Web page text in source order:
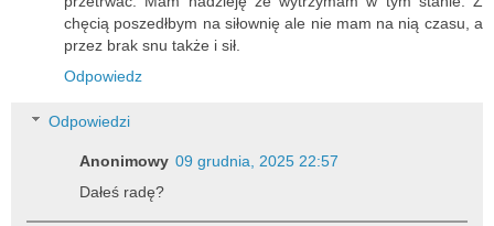
chęcią poszedłbym na siłownię ale nie mam na nią czasu, a
przez brak snu także i sił.
Odpowiedz
Odpowiedzi
Anonimowy 09 grudnia, 2025 22:57
Dałeś radę?